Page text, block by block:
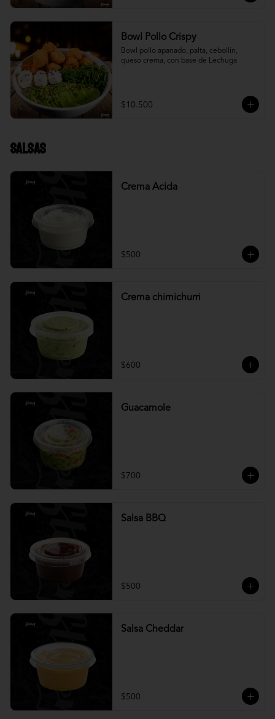
Bowl Pollo Crispy
Bowl pollo apanado, palta, cebollín,
queso crema, con base de Lechuga
$10.500
Salsas
Crema Acida
$500
Crema chimichurri
$600
Guacamole
$700
Salsa BBQ
$500
Salsa Cheddar
$500